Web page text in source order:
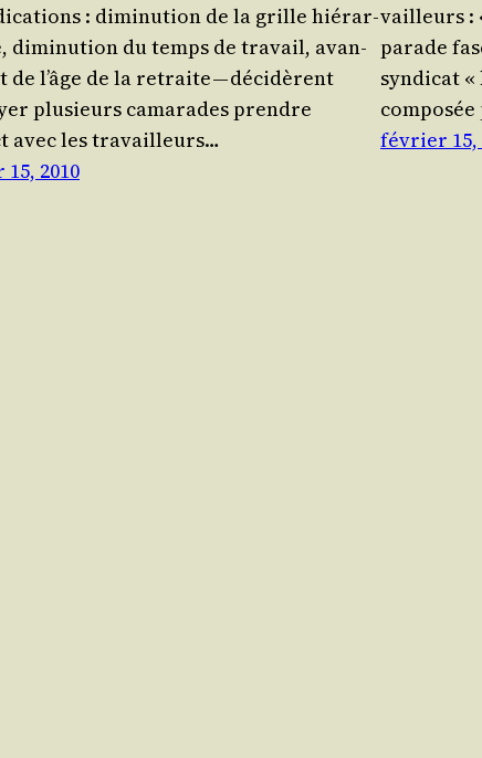
: dimi­nu­tion de la grille hié­rar­
dimi­nu­tion du temps de tra­vail, avan­
de l’âge de la retraite — déci­dèrent
plu­sieurs cama­rades prendre
avec les tra­vailleurs…
2010
vailleurs :
parade
syn­di­cat «
février 15,